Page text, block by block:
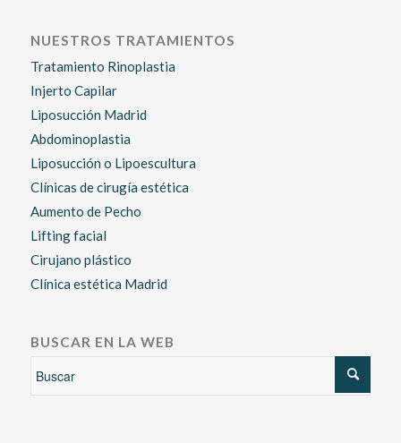
NUESTROS TRATAMIENTOS
Tratamiento Rinoplastia
Injerto Capilar
Liposucción Madrid
Abdominoplastia
Liposucción o Lipoescultura
Clínicas de cirugía estética
Aumento de Pecho
Lifting facial
Cirujano plástico
Clínica estética Madrid
BUSCAR EN LA WEB